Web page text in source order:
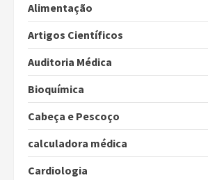
Alimentação
Artigos Científicos
Auditoria Médica
Bioquímica
Cabeça e Pescoço
calculadora médica
Cardiologia